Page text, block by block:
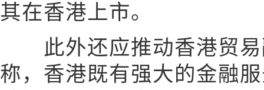
其在香港上市。
此外还应推动香港贸易
称，香港既有强大的金融